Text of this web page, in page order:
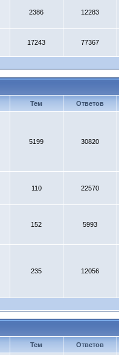
2386 12283
17243 77367
Тем Ответов
5199 30820
110 22570
152 5993
235 12056
Тем Ответов